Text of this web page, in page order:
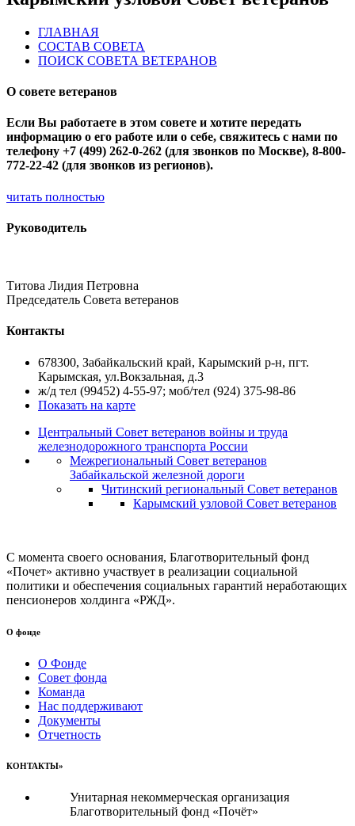
ГЛАВНАЯ
СОСТАВ СОВЕТА
ПОИСК СОВЕТА ВЕТЕРАНОВ
О совете ветеранов
Если Вы работаете в этом совете и хотите передать
информацию о его работе или о себе, свяжитесь с нами по
телефону +7 (499) 262-0-262 (для звонков по Москве), 8-800-
772-22-42 (для звонков из регионов).
читать полностью
Руководитель
Титова Лидия Петровна
Председатель Совета ветеранов
Контакты
678300, Забайкальский край, Карымский р-н, пгт.
Карымская, ул.Вокзальная, д.3
ж/д тел (99452) 4-55-97; моб/тел (924) 375-98-86
Показать на карте
Центральный Совет ветеранов войны и труда
железнодорожного транспорта России
Межрегиональный Совет ветеранов
Забайкальской железной дороги
Читинский региональный Совет ветеранов
Карымский узловой Совет ветеранов
С момента своего основания, Благотворительный фонд
«Почет» активно участвует в реализации социальной
политики и обеспечения социальных гарантий неработающих
пенсионеров холдинга «РЖД».
О фонде
О Фонде
Совет фонда
Команда
Нас поддерживают
Документы
Отчетность
КОНТАКТЫ»
Унитарная некоммерческая организация
Благотворительный фонд «Почёт»